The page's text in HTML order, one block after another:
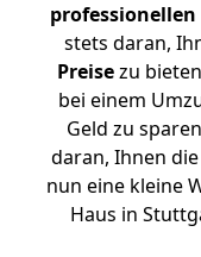
stets daran,
Preisezu
bei einem
Geld zu
daran, Ihnen
nun eine kleine
Haus in